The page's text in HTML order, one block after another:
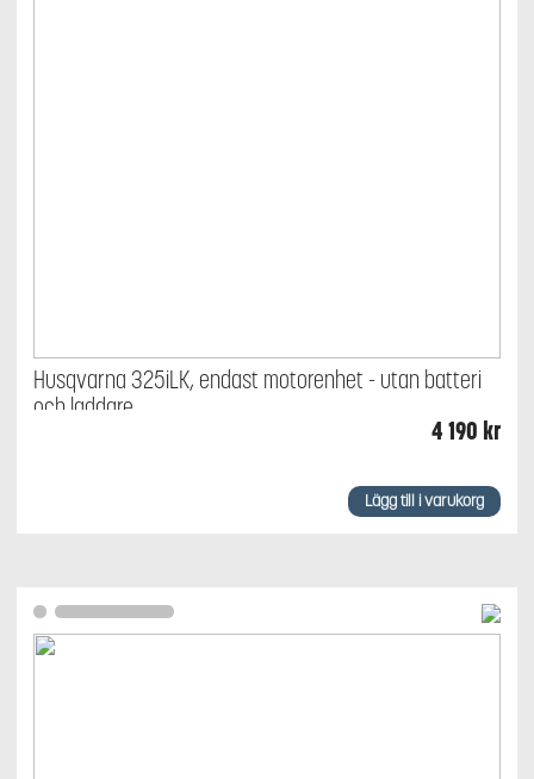
Husqvarna 325iLK, endast motorenhet - utan batteri
och laddare
4 190 kr
Lägg till i varukorg